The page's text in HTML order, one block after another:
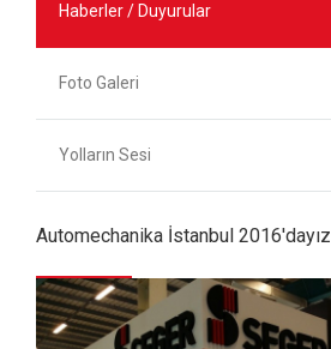
Haberler / Duyurular
Foto Galeri
Yolların Sesi
Automechanika İstanbul 2016'dayız